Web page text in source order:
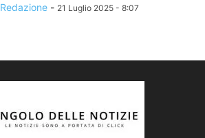
Redazione - 21 Luglio 2025 - 8:07